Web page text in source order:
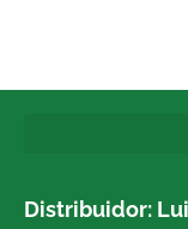
Distribuidor: